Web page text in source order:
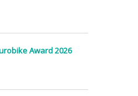
Award 2026